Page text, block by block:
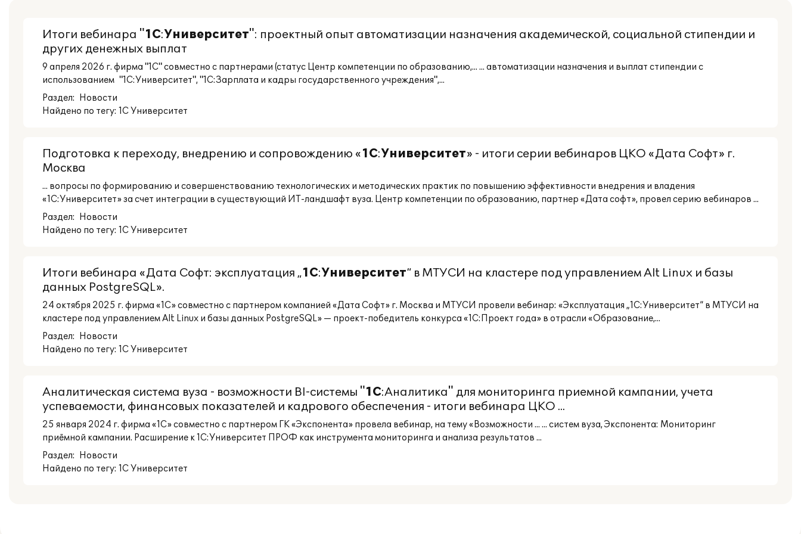
Итоги вебинара "1С:Университет": проектный опыт автоматизации назначения академической, социальной стипендии и
других денежных выплат
9 апреля 2026 г. фирма "1С" совместно с партнерами (статус Центр компетенции по образованию,... ... автоматизации назначения и выплат стипендии с
использованием "1С:Университет", "1С:Зарплата и кадры государственного учреждения",...
Раздел:
Новости
Найдено по тегу: 1С Университет
Подготовка к переходу, внедрению и сопровождению «1С:Университет» - итоги серии вебинаров ЦКО «Дата Cофт» г.
Москва
... вопросы по формированию и совершенствованию технологических и методических практик по повышению эффективности внедрения и владения
«1С:Университет» за счет интеграции в существующий ИТ-ландшафт вуза. Центр компетенции по образованию, партнер «Дата софт», провел серию вебинаров ...
Раздел:
Новости
Найдено по тегу: 1С Университет
Итоги вебинара «Дата Софт: эксплуатация „1С:Университет“ в МТУСИ на кластере под управлением Alt Linux и базы
данных PostgreSQL».
24 октября 2025 г. фирма «1С» совместно с партнером компанией «Дата Софт» г. Москва и МТУСИ провели вебинар: «Эксплуатация „1С:Университет“ в МТУСИ на
кластере под управлением Alt Linux и базы данных PostgreSQL» — проект-победитель конкурса «1С:Проект года» в отрасли «Образование,...
Раздел:
Новости
Найдено по тегу: 1С Университет
Аналитическая система вуза - возможности BI-системы "1С:Аналитика" для мониторинга приемной кампании, учета
успеваемости, финансовых показателей и кадрового обеспечения - итоги вебинара ЦКО ...
25 января 2024 г. фирма «1С» совместно с партнером ГК «Экспонента» провела вебинар, на тему «Возможности ... ... систем вуза, Экспонента: Мониторинг
приёмной кампании. Расширение к 1С:Университет ПРОФ как инструмента мониторинга и анализа результатов ...
Раздел:
Новости
Найдено по тегу: 1С Университет